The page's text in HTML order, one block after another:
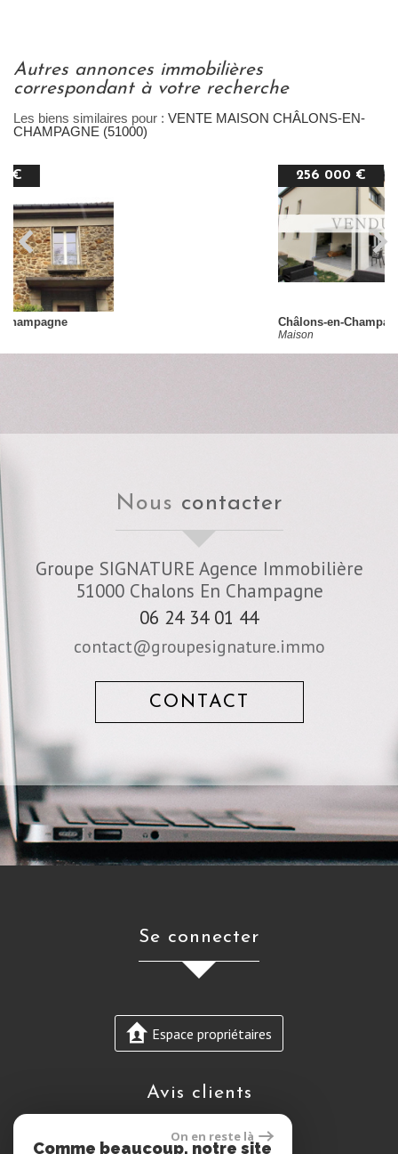
autres annonces immobilières
correspondant à votre recherche
Les biens similaires pour : VENTE MAISON CHÂLONS-EN-
CHAMPAGNE (51000)
nous contacter
Groupe SIGNATURE Agence Immobilière
51000 Chalons En Champagne
06 24 34 01 44
contact@groupesignature.immo
CONTACT
se connecter
Espace propriétaires
avis clients
On en reste là
Comme beaucoup, notre site